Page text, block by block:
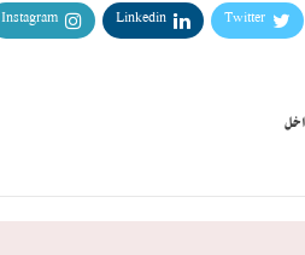
Twitter
Linkedin
Instagram